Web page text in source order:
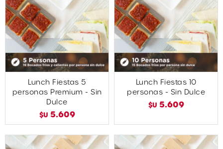
Lunch Fiestas 5
personas Premium - Sin
Dulce
$U 5.609
Lunch Fiestas 10
personas - Sin Dulce
$U 5.609